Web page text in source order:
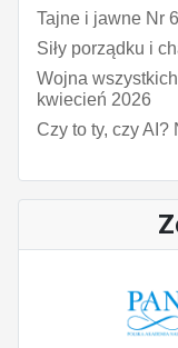
Tajne i jawne Nr
Siły porządku i
Wojna
kwiecień 2026
Czy to ty, czy AI?